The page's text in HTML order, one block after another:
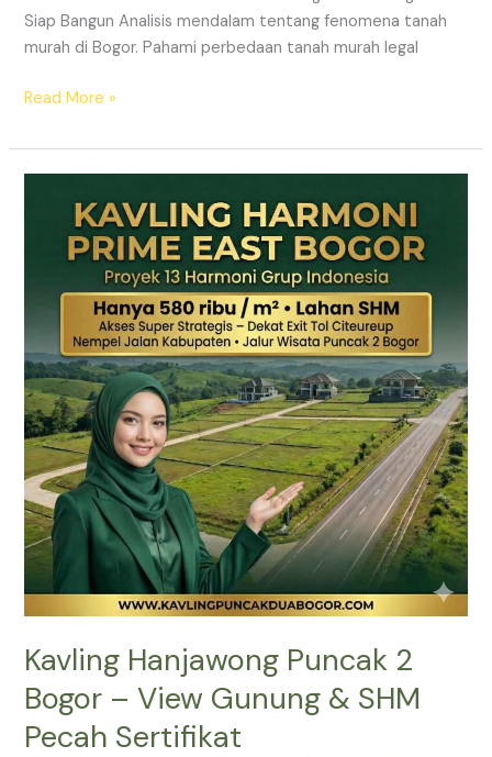
Siap Bangun Analisis mendalam tentang fenomena tanah
murah di Bogor. Pahami perbedaan tanah murah legal
Read More »
Kavling Hanjawong Puncak 2
Bogor – View Gunung & SHM
Pecah Sertifikat
Hanjawong
Puncak
Bogor
Gunung
&
SHM
Pecah
Sertifikat